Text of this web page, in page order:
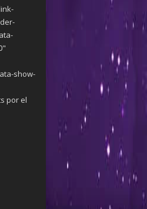
show-
por el